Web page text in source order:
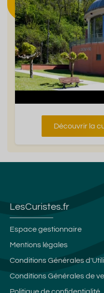
Découvrir la
LesCuristes.fr
Espace gestionnaire
Mentions légales
Conditions Générales
Conditions Générales de
Politique de confidentialité